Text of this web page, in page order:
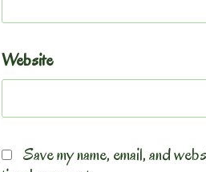
Website
Save my name, email, and